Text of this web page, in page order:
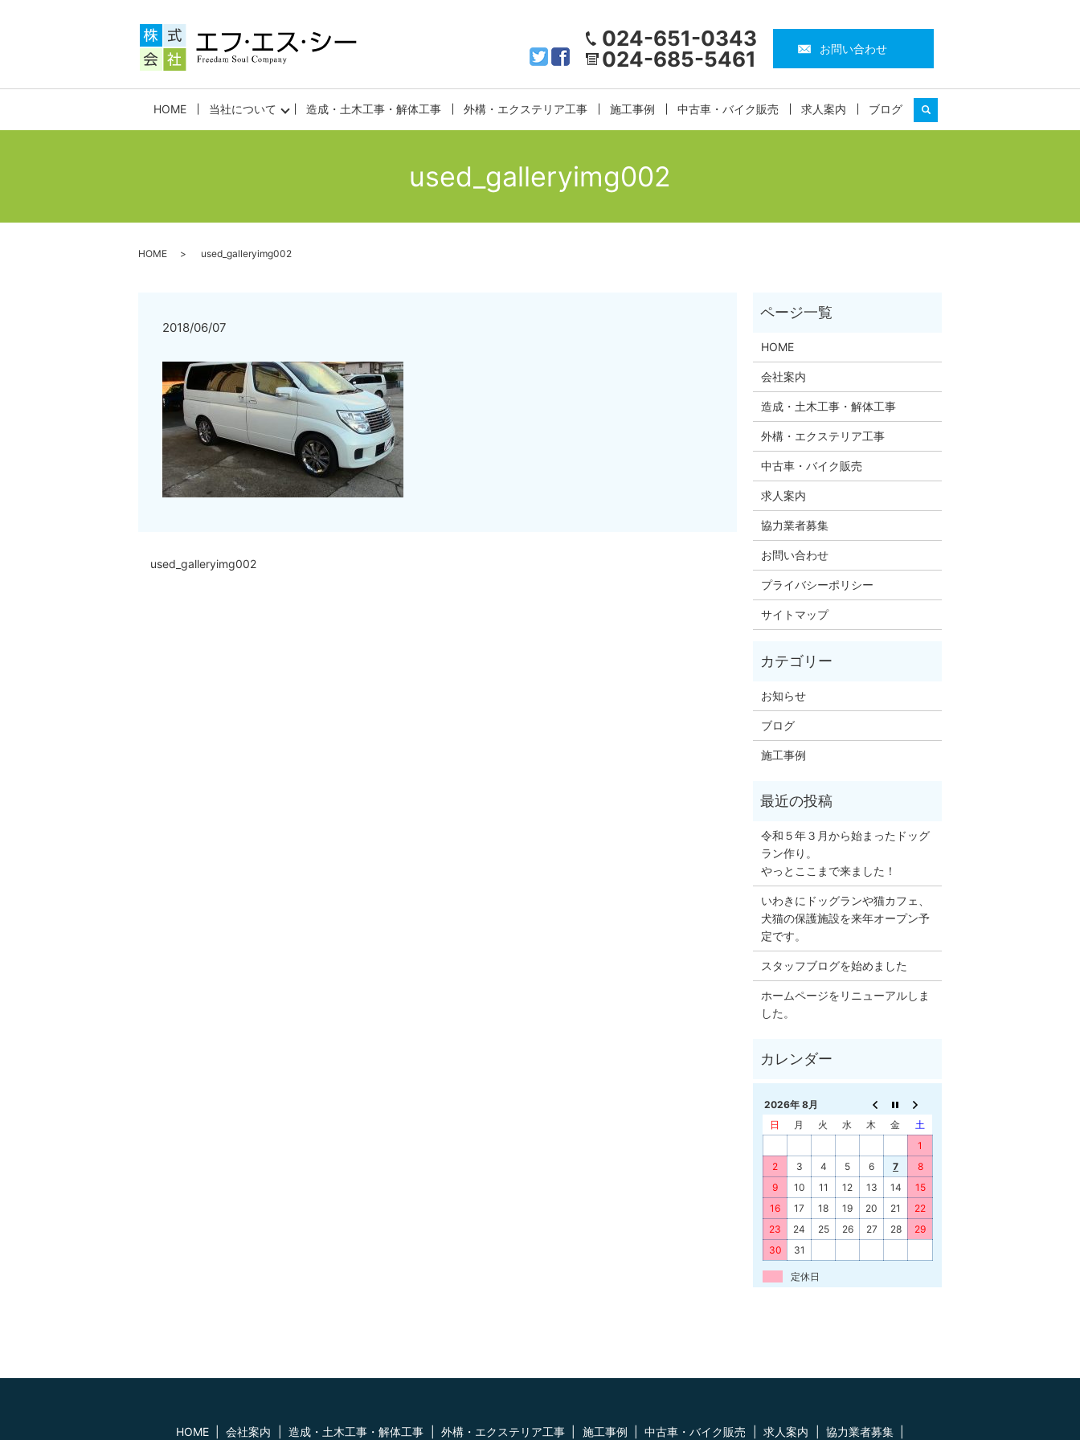
HOME 当社について 造成・土木工事・解体工事 外構・エクステリア工事 施工事例 中古車・バイク販売 求人案内 ブログ search
024-651-0343
024-685-5461
お問い合わせ
used_galleryimg002
HOME used_galleryimg002
2018/06/07
used_galleryimg002
HOME
会社案内
造成・土木工事・解体工事
外構・エクステリア工事
中古車・バイク販売
求人案内
協力業者募集
お問い合わせ
プライバシーポリシー
サイトマップ
お知らせ
ブログ
施工事例
令和５年３月から始まったドッグ
ラン作り。
やっとここまで来ました！
いわきにドッグランや猫カフェ、
犬猫の保護施設を来年オープン予
定です。
スタッフブログを始めました
ホームページをリニューアルしま
した。
2026年 8月
日
月 火 水 木 金
土
1
2
3 4 5 6 7
8
9
10 11 12 13 14
15
16
17 18 19 20 21
22
23
24 25 26 27 28
29
30
31
定休日
HOME 会社案内 造成・土木工事・解体工事 外構・エクステリア工事 施工事例 中古車・バイク販売 求人案内 協力業者募集